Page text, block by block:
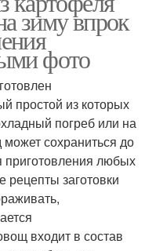
зиму впрок
фото
простой из которых
погреб или на
сохраниться до
любых
рецепты заготовки
входит в состав